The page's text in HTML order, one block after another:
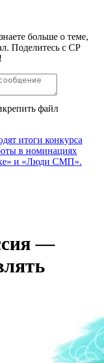
больше о теме,
Поделитесь с СР
файл
итоги конкурса
в номинациях
и «Люди СМП».
—